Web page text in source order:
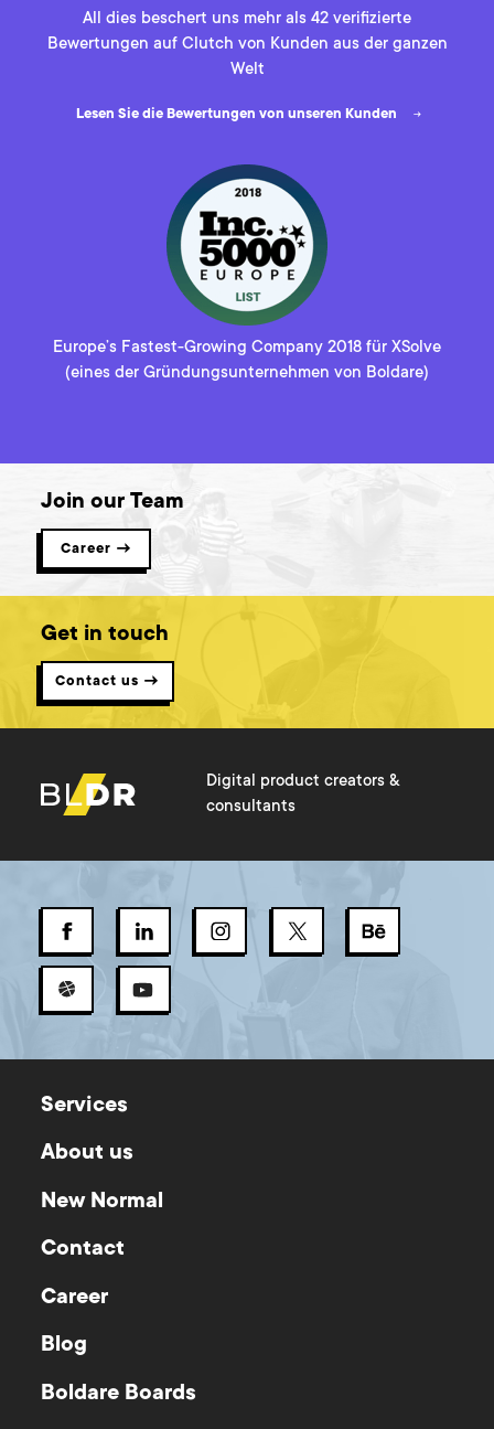
All dies beschert uns mehr als 42 verifizierte
Bewertungen auf Clutch von Kunden aus der ganzen
Welt
Lesen Sie die Bewertungen von unseren Kunden
Europe’s Fastest-Growing Company 2018 für XSolve
(eines der Gründungsunternehmen von Boldare)
Join our Team
Career →
Get in touch
Contact us →
Digital product creators &
consultants
Services
About us
New Normal
Contact
Career
Blog
Boldare Boards